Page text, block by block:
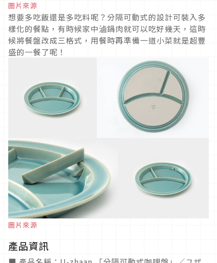
圖片來源
想要多吃飯還是多吃料呢？分隔可動式的設計可裝入多
樣化的餐點，有時候家中滷鍋肉就可以吃好幾天，這時
候將餐盤改成三格式，用餐時再準備一道小菜就是超豐
盛的一餐了呢！
圖片來源
產品資訊